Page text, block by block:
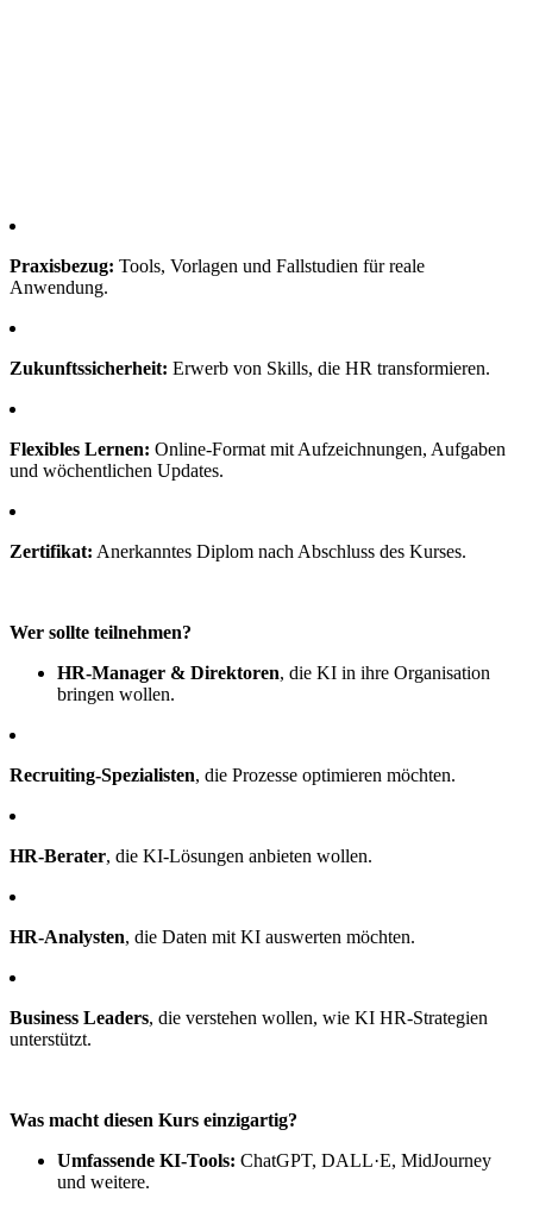
Praxisbezug: Tools, Vorlagen und Fallstudien für reale
Anwendung.
Zukunftssicherheit: Erwerb von Skills, die HR transformieren.
Flexibles Lernen: Online-Format mit Aufzeichnungen, Aufgaben
und wöchentlichen Updates.
Zertifikat: Anerkanntes Diplom nach Abschluss des Kurses.
Wer sollte teilnehmen?
HR-Manager & Direktoren, die KI in ihre Organisation
bringen wollen.
Recruiting-Spezialisten, die Prozesse optimieren möchten.
HR-Berater, die KI-Lösungen anbieten wollen.
HR-Analysten, die Daten mit KI auswerten möchten.
Business Leaders, die verstehen wollen, wie KI HR-Strategien
unterstützt.
Was macht diesen Kurs einzigartig?
Umfassende KI-Tools: ChatGPT, DALL·E, MidJourney
und weitere.